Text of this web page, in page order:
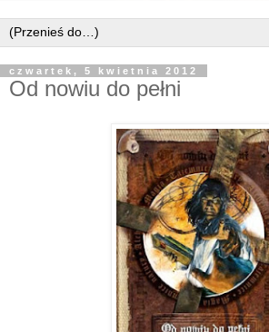
czwartek, 5 kwietnia 2012
Od nowiu do pełni